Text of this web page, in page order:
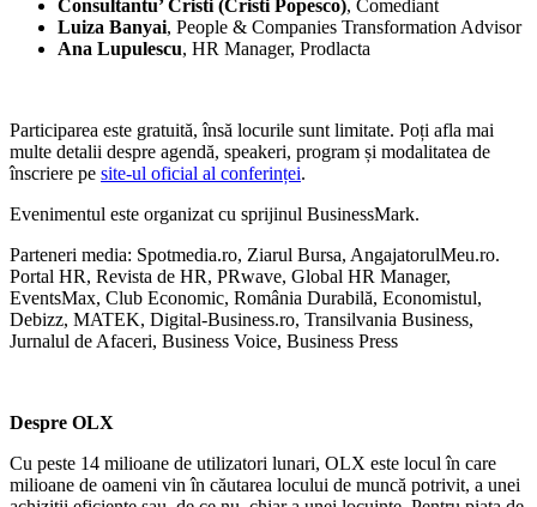
Consultantu’ Cristi (Cristi Popesco), Comediant
Luiza Banyai, People & Companies Transformation Advisor
Ana Lupulescu, HR Manager, Prodlacta
Participarea este gratuită, însă locurile sunt limitate. Poți afla mai
multe detalii despre agendă, speakeri, program și modalitatea de
înscriere pe site-ul oficial al conferinței.
Evenimentul este organizat cu sprijinul BusinessMark.
Parteneri media: Spotmedia.ro, Ziarul Bursa, AngajatorulMeu.ro.
Portal HR, Revista de HR, PRwave, Global HR Manager,
EventsMax, Club Economic, România Durabilă, Economistul,
Debizz, MATEK, Digital-Business.ro, Transilvania Business,
Jurnalul de Afaceri, Business Voice, Business Press
Despre OLX
Cu peste 14 milioane de utilizatori lunari, OLX este locul în care
milioane de oameni vin în căutarea locului de muncă potrivit, a unei